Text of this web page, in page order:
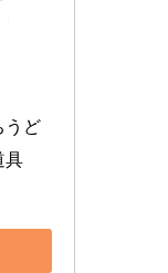
うど
具